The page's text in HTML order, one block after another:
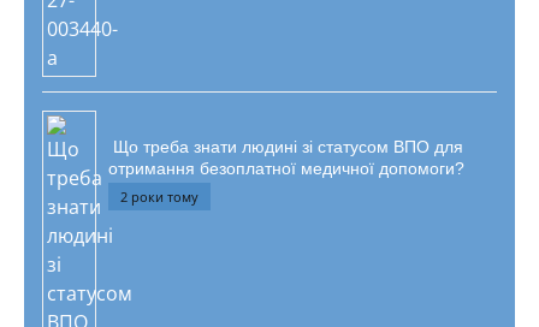
Що треба знати людині зі статусом ВПО для
отримання безоплатної медичної допомоги?
2 роки тому